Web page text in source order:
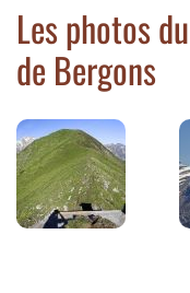
Les photos
de Bergons